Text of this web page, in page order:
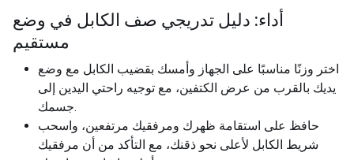
أداء: دليل تدريجي صف الكابل في وضع
مستقيم
اختر وزنًا مناسبًا على الجهاز وأمسك بقضيب الكابل مع وضع
يديك بالقرب من عرض الكتفين، مع توجيه راحتي اليدين إلى
جسمك.
حافظ على استقامة ظهرك ومرفقيك مرتفعين، واسحب
شريط الكابل لأعلى نحو ذقنك، مع التأكد من أن مرفقيك